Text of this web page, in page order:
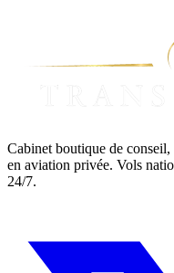
Cabinet boutique de
en aviation privée. Vols
24/7.